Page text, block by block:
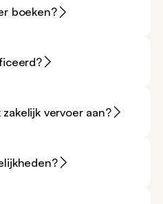
boeken?
vervoer aan?